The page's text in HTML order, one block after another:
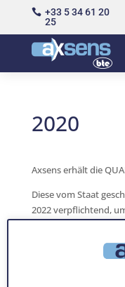
 +33 5 34 61 20
25
2020
Axsens erhält die
Diese vom Staat
2022 verpflichtend,